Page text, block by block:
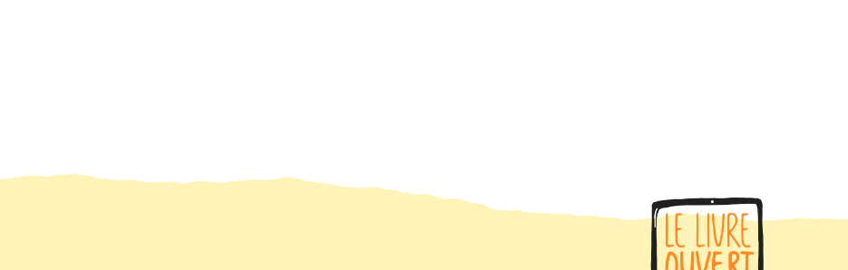
Jacques Bonnet est éditeur et traducteur. Il a publié